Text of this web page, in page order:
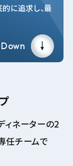
に追求し、最
ィネーターの2
任チームで